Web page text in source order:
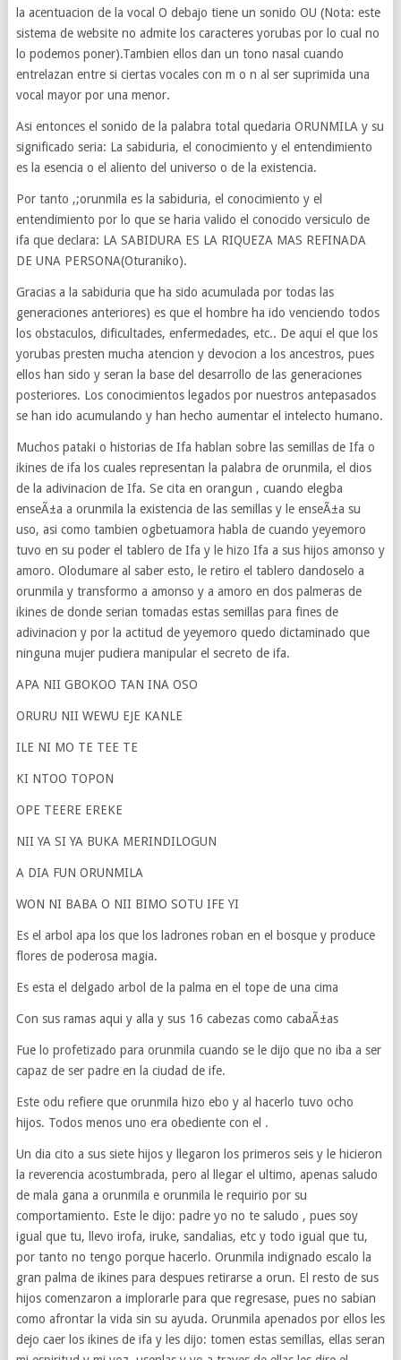
la acentuacion de la vocal O debajo tiene un sonido OU (Nota: este
sistema de website no admite los caracteres yorubas por lo cual no
lo podemos poner).Tambien ellos dan un tono nasal cuando
entrelazan entre si ciertas vocales con m o n al ser suprimida una
vocal mayor por una menor.
Asi entonces el sonido de la palabra total quedaria ORUNMILA y su
significado seria: La sabiduria, el conocimiento y el entendimiento
es la esencia o el aliento del universo o de la existencia.
Por tanto ,;orunmila es la sabiduria, el conocimiento y el
entendimiento por lo que se haria valido el conocido versiculo de
ifa que declara: LA SABIDURA ES LA RIQUEZA MAS REFINADA
DE UNA PERSONA(Oturaniko).
Gracias a la sabiduria que ha sido acumulada por todas las
generaciones anteriores) es que el hombre ha ido venciendo todos
los obstaculos, dificultades, enfermedades, etc.. De aqui el que los
yorubas presten mucha atencion y devocion a los ancestros, pues
ellos han sido y seran la base del desarrollo de las generaciones
posteriores. Los conocimientos legados por nuestros antepasados
se han ido acumulando y han hecho aumentar el intelecto humano.
Muchos pataki o historias de Ifa hablan sobre las semillas de Ifa o
ikines de ifa los cuales representan la palabra de orunmila, el dios
de la adivinacion de Ifa. Se cita en orangun , cuando elegba
enseÃ±a a orunmila la existencia de las semillas y le enseÃ±a su
uso, asi como tambien ogbetuamora habla de cuando yeyemoro
tuvo en su poder el tablero de Ifa y le hizo Ifa a sus hijos amonso y
amoro. Olodumare al saber esto, le retiro el tablero dandoselo a
orunmila y transformo a amonso y a amoro en dos palmeras de
ikines de donde serian tomadas estas semillas para fines de
adivinacion y por la actitud de yeyemoro quedo dictaminado que
ninguna mujer pudiera manipular el secreto de ifa.
APA NII GBOKOO TAN INA OSO
ORURU NII WEWU EJE KANLE
ILE NI MO TE TEE TE
KI NTOO TOPON
OPE TEERE EREKE
NII YA SI YA BUKA MERINDILOGUN
A DIA FUN ORUNMILA
WON NI BABA O NII BIMO SOTU IFE YI
Es el arbol apa los que los ladrones roban en el bosque y produce
flores de poderosa magia.
Es esta el delgado arbol de la palma en el tope de una cima
Con sus ramas aqui y alla y sus 16 cabezas como cabaÃ±as
Fue lo profetizado para orunmila cuando se le dijo que no iba a ser
capaz de ser padre en la ciudad de ife.
Este odu refiere que orunmila hizo ebo y al hacerlo tuvo ocho
hijos. Todos menos uno era obediente con el .
Un dia cito a sus siete hijos y llegaron los primeros seis y le hicieron
la reverencia acostumbrada, pero al llegar el ultimo, apenas saludo
de mala gana a orunmila e orunmila le requirio por su
comportamiento. Este le dijo: padre yo no te saludo , pues soy
igual que tu, llevo irofa, iruke, sandalias, etc y todo igual que tu,
por tanto no tengo porque hacerlo. Orunmila indignado escalo la
gran palma de ikines para despues retirarse a orun. El resto de sus
hijos comenzaron a implorarle para que regresase, pues no sabian
como afrontar la vida sin su ayuda. Orunmila apenados por ellos les
dejo caer los ikines de ifa y les dijo: tomen estas semillas, ellas seran